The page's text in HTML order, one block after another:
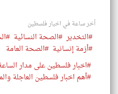
أخر ساعة في اخبار فلسطين
#التخدير #الصحة النسائية
#أزمة إنسانية #الصحة العامة
#اخبار فلسطين على مدار
#أهم اخبار فلسطين العاجلة